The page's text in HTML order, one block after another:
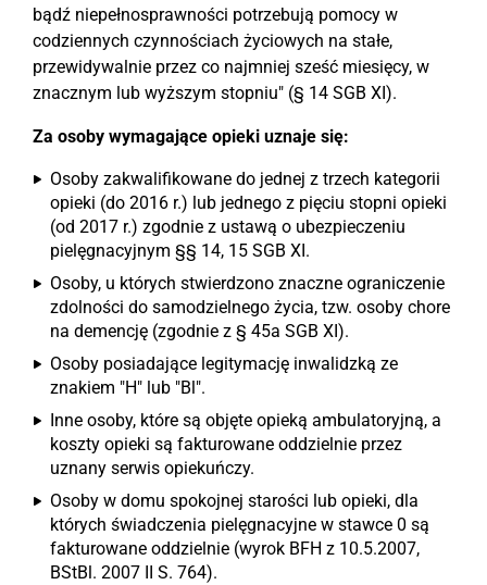
bądź niepełnosprawności potrzebują pomocy w
codziennych czynnościach życiowych na stałe,
przewidywalnie przez co najmniej sześć miesięcy, w
znacznym lub wyższym stopniu" (§ 14 SGB XI).
Za osoby wymagające opieki uznaje się:
Osoby zakwalifikowane do jednej z trzech kategorii
opieki (do 2016 r.) lub jednego z pięciu stopni opieki
(od 2017 r.) zgodnie z ustawą o ubezpieczeniu
pielęgnacyjnym §§ 14, 15 SGB XI.
Osoby, u których stwierdzono znaczne ograniczenie
zdolności do samodzielnego życia, tzw. osoby chore
na demencję (zgodnie z § 45a SGB XI).
Osoby posiadające legitymację inwalidzką ze
znakiem "H" lub "Bl".
Inne osoby, które są objęte opieką ambulatoryjną, a
koszty opieki są fakturowane oddzielnie przez
uznany serwis opiekuńczy.
Osoby w domu spokojnej starości lub opieki, dla
których świadczenia pielęgnacyjne w stawce 0 są
fakturowane oddzielnie (wyrok BFH z 10.5.2007,
BStBl. 2007 II S. 764).